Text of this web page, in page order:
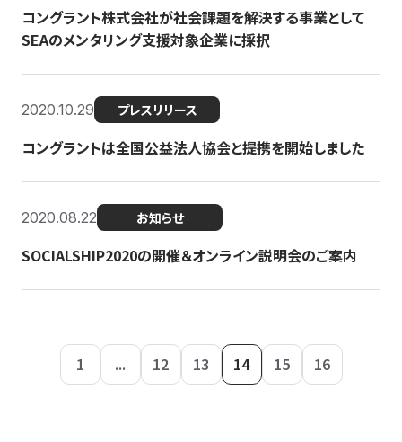
コングラント株式会社が社会課題を解決する事業として
SEAのメンタリング支援対象企業に採択
2020.10.29 プレスリリース
コングラントは全国公益法人協会と提携を開始しました
2020.08.22 お知らせ
SOCIALSHIP2020の開催＆オンライン説明会のご案内
1 ... 12 13 14 15 16